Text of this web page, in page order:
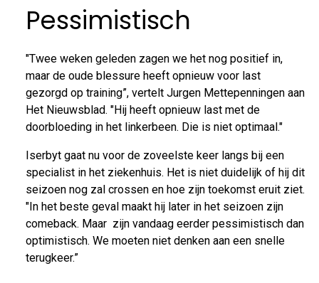
Pessimistisch
"Twee weken geleden zagen we het nog positief in,
maar de oude blessure heeft opnieuw voor last
gezorgd op training”, vertelt Jurgen Mettepenningen aan
Het Nieuwsblad. "Hij heeft opnieuw last met de
doorbloeding in het linkerbeen. Die is niet optimaal."
Iserbyt gaat nu voor de zoveelste keer langs bij een
specialist in het ziekenhuis. Het is niet duidelijk of hij dit
seizoen nog zal crossen en hoe zijn toekomst eruit ziet.
"In het beste geval maakt hij later in het seizoen zijn
comeback. Maar zijn vandaag eerder pessimistisch dan
optimistisch. We moeten niet denken aan een snelle
terugkeer.”